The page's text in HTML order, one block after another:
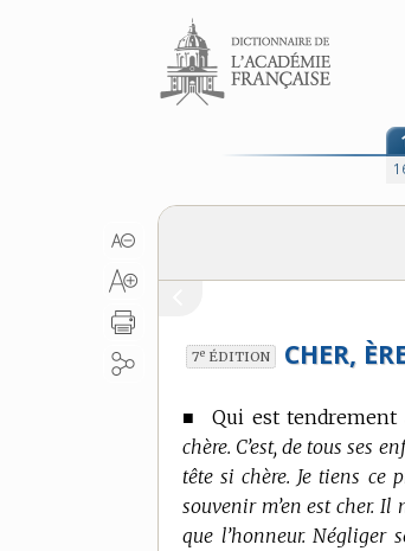
Aller au contenu
7e ÉDITION CHER,
■Qui est tendrement
chère. C’est, de tous ses
tête si chère. Je tiens ce
souvenir m’en est cher.
que l’honneur. Négliger